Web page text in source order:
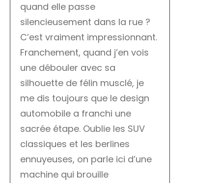
quand elle passe
silencieusement dans la rue ?
C’est vraiment impressionnant.
Franchement, quand j’en vois
une débouler avec sa
silhouette de félin musclé, je
me dis toujours que le design
automobile a franchi une
sacrée étape. Oublie les SUV
classiques et les berlines
ennuyeuses, on parle ici d’une
machine qui brouille